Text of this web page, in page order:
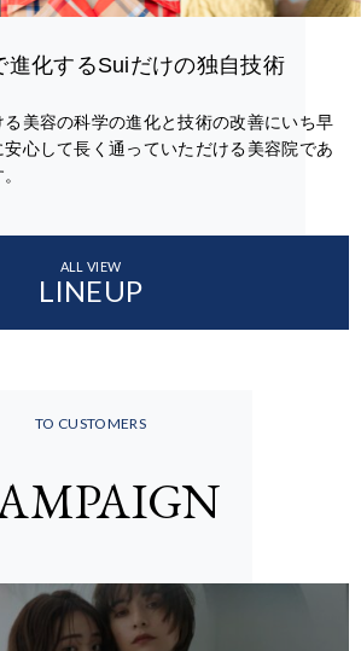
進化するSuiだけの独自技術
美容の科学の進化と技術の改善にいち早
心して長く通っていただける美容院であ
ALL VIEW
LINEUP
TO CUSTOMERS